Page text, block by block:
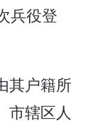
兵役登
其户籍所
市辖区人